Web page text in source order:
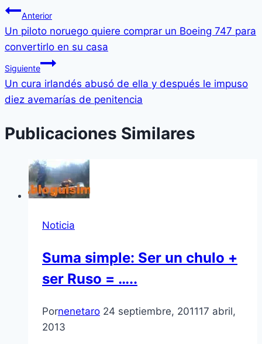
Anterior
Un piloto noruego quiere comprar un Boeing 747 para
convertirlo en su casa
Siguiente
Un cura irlandés abusó de ella y después le impuso
diez avemarí­as de penitencia
Publicaciones Similares
Noticia
Suma simple: Ser un chulo +
ser Ruso = …..
Pornenetaro 24 septiembre, 201117 abril,
2013